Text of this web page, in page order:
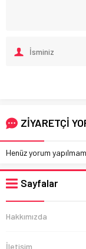
ZİYARETÇİ
Henüz yorum
Sayfalar
Hakkımızda
İletişim